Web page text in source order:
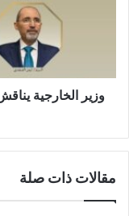
وزير الخارجية
مقالات ذات صلة